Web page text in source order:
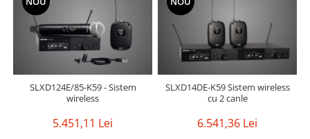
SLXD124E/85-K59 - Sistem
wireless
5.451,11 Lei
SLXD14DE-K59 Sistem wireless
cu 2 canle
6.541,36 Lei